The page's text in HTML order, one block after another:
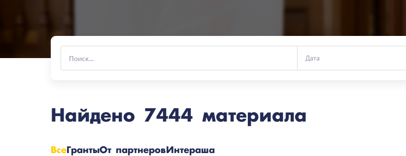
Найдено 7444 материала
ВсеГрантыОт партнеровИнтераша